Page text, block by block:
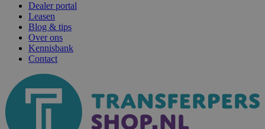
Dealer portal
Leasen
Blog & tips
Over ons
Kennisbank
Contact